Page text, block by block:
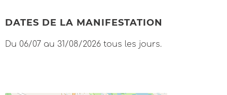
DATES DE LA MANIFESTATION
Du 06/07 au 31/08/2026 tous les jours.